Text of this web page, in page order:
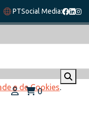
de cookies
necessários,
uma boa experiência
e de Cookies.
PTSocial Media:
0